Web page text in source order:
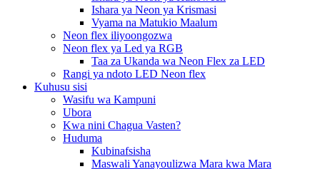
Ishara ya Neon ya Krismasi
Vyama na Matukio Maalum
Neon flex iliyoongozwa
Neon flex ya Led ya RGB
Taa za Ukanda wa Neon Flex za LED
Rangi ya ndoto LED Neon flex
Kuhusu sisi
Wasifu wa Kampuni
Ubora
Kwa nini Chagua Vasten?
Huduma
Kubinafsisha
Maswali Yanayoulizwa Mara kwa Mara